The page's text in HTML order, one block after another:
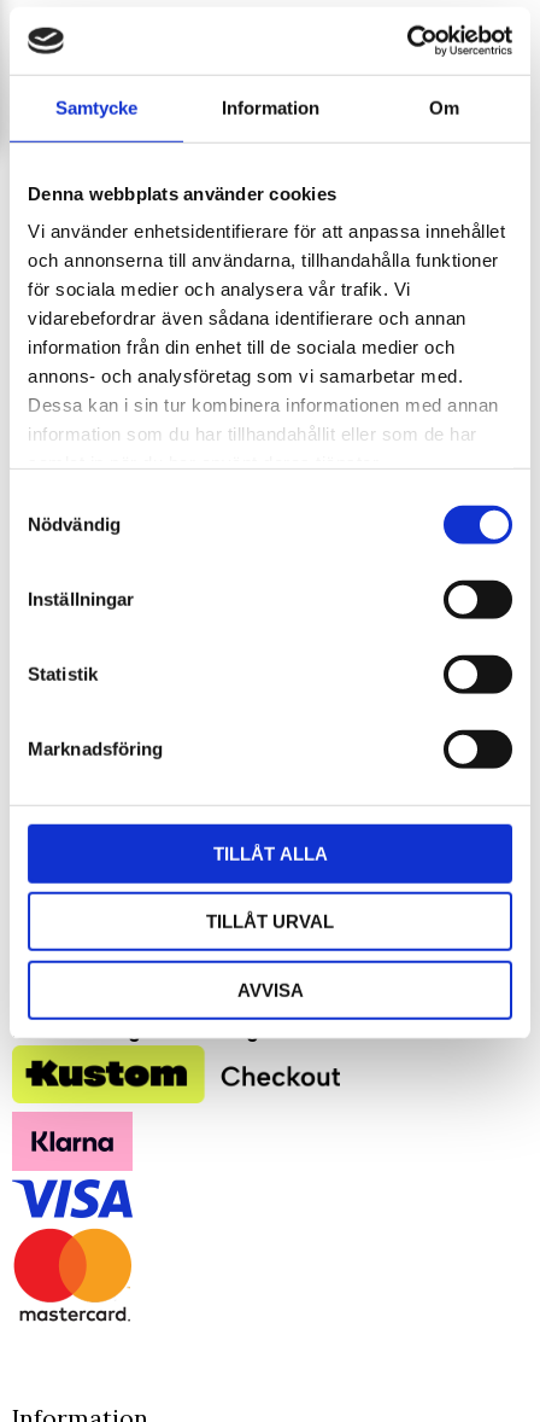
Samtycke Information Om
Denna webbplats använder cookies
Vi använder enhetsidentifierare för att anpassa innehållet
och annonserna till användarna, tillhandahålla funktioner
för sociala medier och analysera vår trafik. Vi
vidarebefordrar även sådana identifierare och annan
information från din enhet till de sociala medier och
annons- och analysföretag som vi samarbetar med.
Dessa kan i sin tur kombinera informationen med annan
information som du har tillhandahållit eller som de har
Nödvändig
Inställningar
Statistik
Marknadsföring
TILLÅT ALLA
TILLÅT URVAL
AVVISA
Om Acandia
produkter som industriroutrar, dataloggrar, givare och
transmittrar för temperatur, luftfuktighet,
GSM, Ethernet eller Wifi, gaslarm för giftiga och explosiva
gaser, gasberedning, displayer och regulatorer,
styrsystem, Multicon, läcksökare, godstjockleksmätare,
vattenläckagelarm, väderstationer m.m.
Kontakt
13540 TYRESÖ
E-post:info@acandia.se
support@acandia.se
Öppettider
Leverans
Faktura 30 dgr för företag